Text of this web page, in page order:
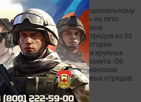
В Татарстане благодаря национальному
проекту «Молодежь и дети» на лето
трудоустроят 3750 участников
Российских студенческих отрядов из 55
регионов России – на территории
республики реализуется три крупных
всероссийских трудовых проекта. Об
этом сообщили в Республиканском
центре студенческих трудовых отрядов.